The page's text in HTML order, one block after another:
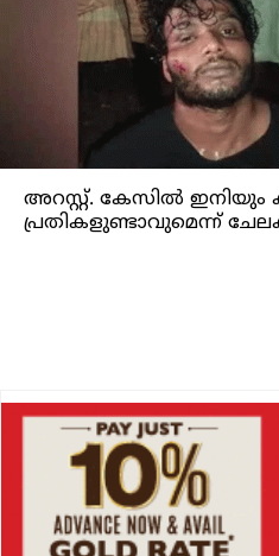
അറസ്റ്റ്. കേസിൽ
പ്രതികളുണ്ടാവുമെന്ന്